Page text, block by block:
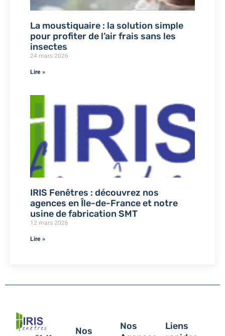
La moustiquaire : la solution simple
pour profiter de l’air frais sans les
insectes
24 mars 2026
Lire »
IRIS Fenêtres : découvrez nos
agences en Île-de-France et notre
usine de fabrication SMT
12 mars 2026
Lire »
Nos
Nos
Liens